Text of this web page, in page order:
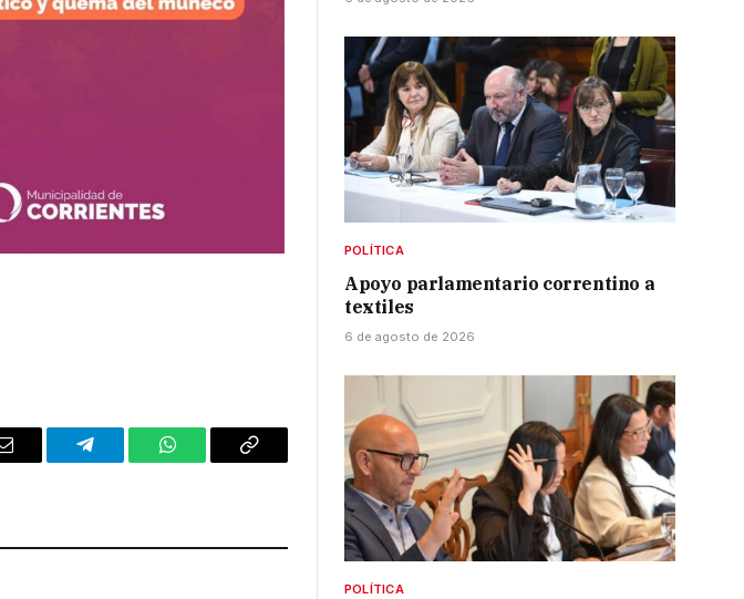
Email Telegram WhatsAppCopy
POLÍTICA
Apoyo parlamentario correntino a
textiles
6 de agosto de 2026
POLÍTICA